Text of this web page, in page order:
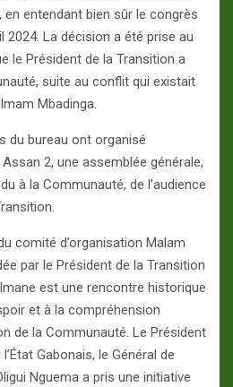
en entendant bien sûr le congrès
2024. La décision a été prise au
le Président de la Transition a
suite au conflit qui existait
Mbadinga.
du bureau ont organisé
2, une assemblée générale,
à la Communauté, de l’audience
comité d’organisation Malam
par le Président de la Transition
est une rencontre historique
et à la compréhension
de la Communauté. Le Président
Gabonais, le Général de
Nguema a pris une initiative